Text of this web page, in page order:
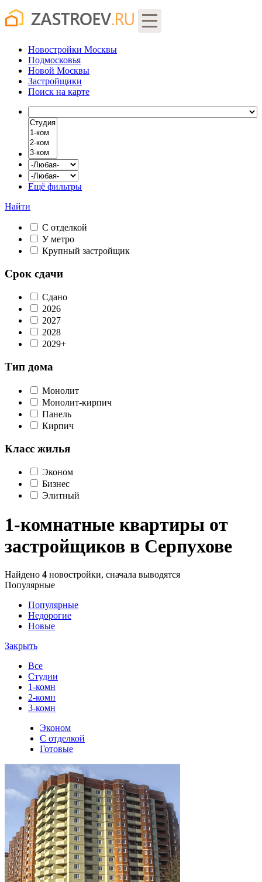
Новостройки Москвы
Подмосковья
Новой Москвы
Застройщики
Поиск на карте
Ещё фильтры
Найти
С отделкой
У метро
Крупный застройщик
Срок сдачи
Сдано
2026
2027
2028
2029+
Тип дома
Монолит
Монолит-кирпич
Панель
Кирпич
Класс жилья
Эконом
Бизнес
Элитный
1-комнатные квартиры от
застройщиков в Серпухове
Найдено 4 новостройки, сначала выводятся
Популярные
Популярные
Недорогие
Новые
Закрыть
Все
Студии
1-комн
2-комн
3-комн
Эконом
С отделкой
Готовые